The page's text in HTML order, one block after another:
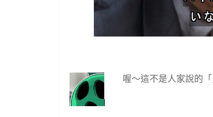
喔～這不是人家說的